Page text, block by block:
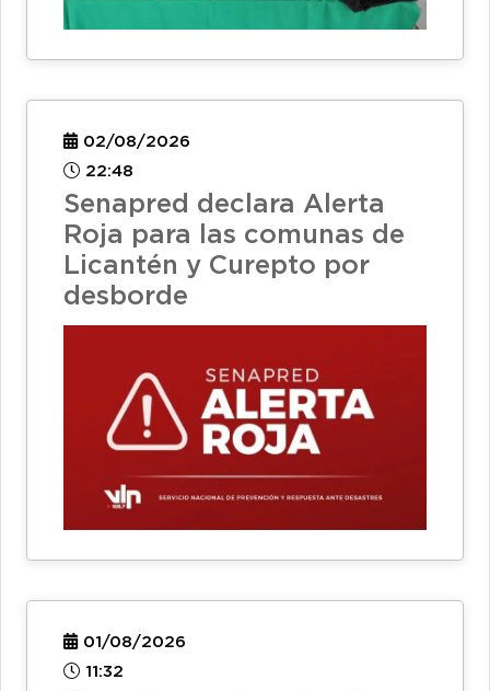
02/08/2026
22:48
Senapred declara Alerta
Roja para las comunas de
Licantén y Curepto por
desborde
01/08/2026
11:32